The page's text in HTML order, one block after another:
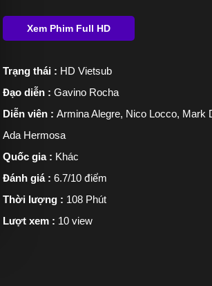
Trạng thái : HD Vietsub
Đạo diễn : Gavino Rocha
Diễn viên : Armina Alegre, Nico Locco, Mark
Ada Hermosa
Quốc gia : Khác
Đánh giá : 6.7/10 điểm
Thời lượng : 108 Phút
Lượt xem : 10 view